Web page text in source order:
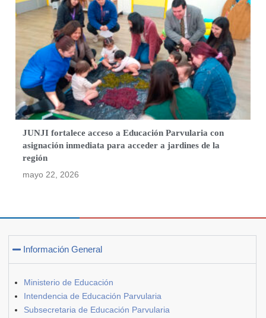
JUNJI fortalece acceso a Educación Parvularia con
asignación inmediata para acceder a jardines de la
región
mayo 22, 2026
Información General
Ministerio de Educación
Intendencia de Educación Parvularia
Subsecretaria de Educación Parvularia